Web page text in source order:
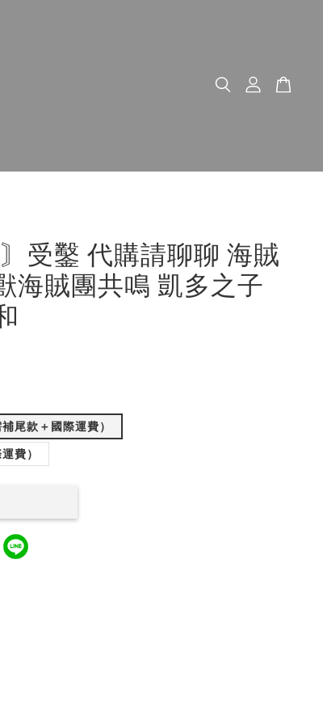
〙受鑿 代購請聊聊 海賊
海賊團共鳴 凱多之子
尾款＋國際運費）
費）